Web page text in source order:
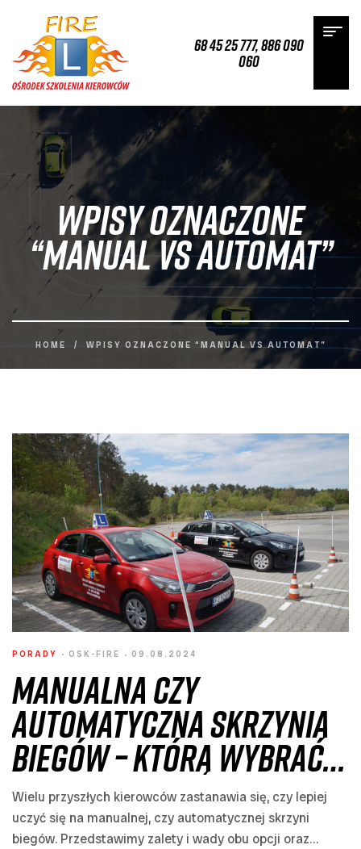
68 45 25 777,886 090
060
Wpisy oznaczone
“manual vs automat”
HOME / WPISY OZNACZONE “MANUAL VS AUTOMAT”
PORADY OSK-FIRE 09.08.2024
Manualna czy
automatyczna skrzynia
biegów – którą wybrać
na kurs prawa jazdy?
Wielu przyszłych kierowców zastanawia się, czy lepiej
uczyć się na manualnej, czy automatycznej skrzyni
biegów. Przedstawimy zalety i wady obu opcji oraz